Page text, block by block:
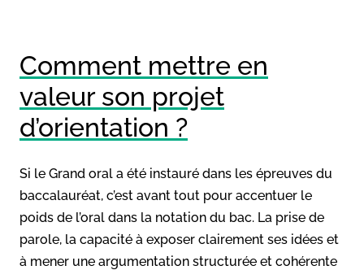
Comment mettre en
valeur son projet
d’orientation ?
Si le Grand oral a été instauré dans les épreuves du
baccalauréat, c’est avant tout pour accentuer le
poids de l’oral dans la notation du bac. La prise de
parole, la capacité à exposer clairement ses idées et
à mener une argumentation structurée et cohérente